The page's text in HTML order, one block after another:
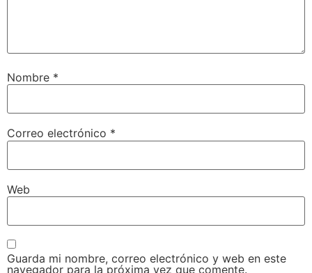
Nombre *
Correo electrónico *
Web
Guarda mi nombre, correo electrónico y web en este
navegador para la próxima vez que comente.